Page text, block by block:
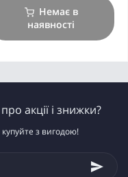
Немає в
наявності
акції і знижки?
з вигодою!